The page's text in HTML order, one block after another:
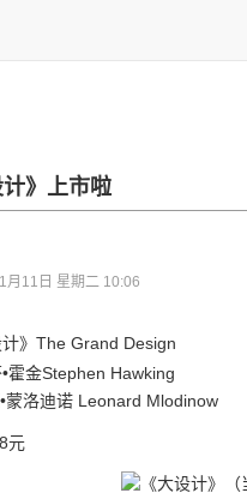
》上市啦
月11日 星期二 10:06
》The Grand Design
霍金Stephen Hawking
迪诺 Leonard Mlodinow
元